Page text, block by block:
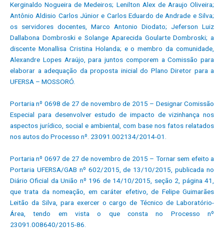
Kerginaldo Nogueira de Medeiros; Lenilton Alex de Araujo Oliveira;
Antônio Aldisio Carlos Júnior e Carlos Eduardo de Andrade e Silva;
os servidores docentes, Marco Antonio Diodato; Jeferson Luiz
Dallabona Dombroski e Solange Aparecida Goularte Dombroski; a
discente Monallisa Cristina Holanda; e o membro da comunidade,
Alexandre Lopes Araújo, para juntos comporem a Comissão para
elaborar a adequação da proposta inicial do Plano Diretor para a
UFERSA – MOSSORÓ.
Portaria nº 0698 de 27 de novembro de 2015 – Designar Comissão
Especial para desenvolver estudo de impacto de vizinhança nos
aspectos jurídico, social e ambiental, com base nos fatos relatados
nos autos do Processo nº. 23091.002134/2014-01.
Portaria nº 0697 de 27 de novembro de 2015 – Tornar sem efeito a
Portaria UFERSA/GAB nº 602/2015, de 13/10/2015, publicada no
Diário Oficial da União nº 196 de 14/10/2015, seção 2, página 41,
que trata da nomeação, em caráter efetivo, de Felipe Guimarães
Leitão da Silva, para exercer o cargo de Técnico de Laboratório-
Área, tendo em vista o que consta no Processo nº
23091.008640/2015-86.